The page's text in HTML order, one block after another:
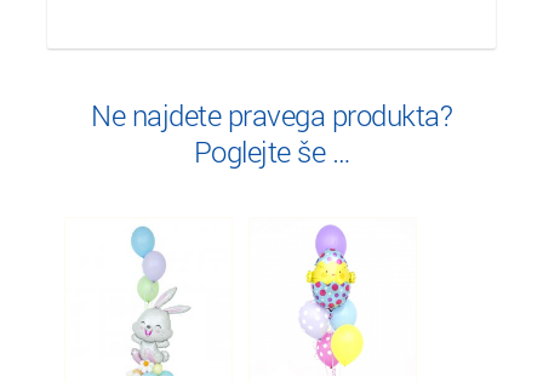
Ne najdete pravega produkta?
Poglejte še …